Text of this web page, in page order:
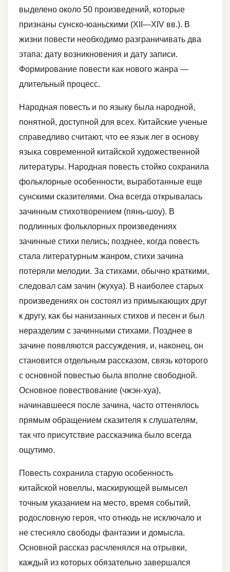
выделено около 50 произведений, которые
признаны сунско-юаньскими (XII—XIV вв.). В
жизни повести необходимо разграничивать два
этапа: дату возникновения и дату записи.
Формирование повести как нового жанра —
длительный процесс.
Народная повесть и по языку была народной,
понятной, доступной для всех. Китайские ученые
справедливо считают, что ее язык лег в основу
языка современной китайской художественной
литературы. Народная повесть стойко сохранила
фольклорные особенности, выработанные еще
сунскими сказителями. Она всегда открывалась
зачинным стихотворением (пянь-шоу). В
подлинных фольклорных произведениях
зачинные стихи пелись; позднее, когда повесть
стала литературным жанром, стихи зачина
потеряли мелодии. За стихами, обычно краткими,
следовал сам зачин (жухуа). В наиболее старых
произведениях он состоял из примыкающих друг
к другу, как бы нанизанных стихов и песен и был
неразделим с зачинными стихами. Позднее в
зачине появляются рассуждения, и, наконец, он
становится отдельным рассказом, связь которого
с основной повестью была вполне свободной.
Основное повествование (чжэн-хуа),
начинавшееся после зачина, часто оттенялось
прямым обращением сказителя к слушателям,
так что присутствие рассказчика было всегда
ощутимо.
Повесть сохранила старую особенность
китайской новеллы, маскирующей вымысел
точным указанием на место, время событий,
родословную героя, что отнюдь не исключало и
не стесняло свободы фантазии и домысла.
Основной рассказ расчленялся на отрывки,
каждый из которых обязательно завершался